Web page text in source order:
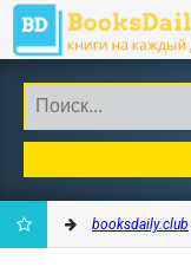
booksdaily.club